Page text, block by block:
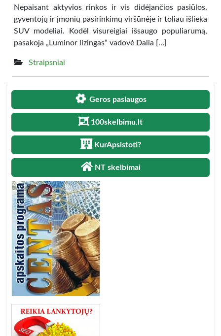
Nepaisant aktyvios rinkos ir vis didėjančios pasiūlos,
gyventojų ir įmonių pasirinkimų viršūnėje ir toliau išlieka
SUV modeliai. Kodėl visureigiai išsaugo populiarumą,
pasakoja „Luminor lizingas“ vadovė Dalia […]
Straipsniai
Geros paslaugos
100skelbimu.lt
KurApsistoti?
NT skelbimai